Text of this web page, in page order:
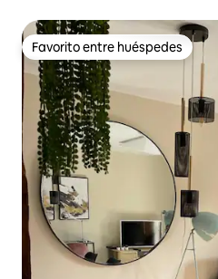
Favorito entre huéspedes
Favorito entre huéspedes